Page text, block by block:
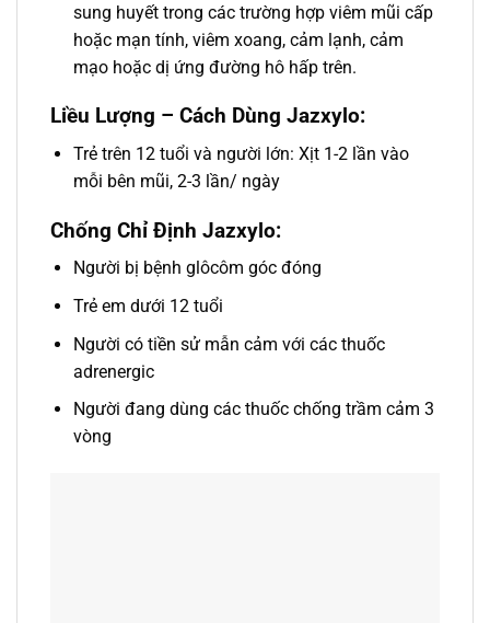
sung huyết trong các trường hợp viêm mũi cấp
hoặc mạn tính, viêm xoang, cảm lạnh, cảm
mạo hoặc dị ứng đường hô hấp trên.
Liều Lượng – Cách Dùng Jazxylo:
Trẻ trên 12 tuổi và người lớn: Xịt 1-2 lần vào
mỗi bên mũi, 2-3 lần/ ngày
Chống Chỉ Định Jazxylo:
Người bị bệnh glôcôm góc đóng
Trẻ em dưới 12 tuổi
Người có tiền sử mẫn cảm với các thuốc
adrenergic
Người đang dùng các thuốc chống trầm cảm 3
vòng